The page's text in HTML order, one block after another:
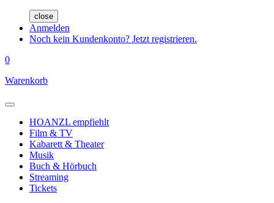
close
Anmelden
Noch kein Kundenkonto? Jetzt registrieren.
0
Warenkorb
HOANZL empfiehlt
Film & TV
Kabarett & Theater
Musik
Buch & Hörbuch
Streaming
Tickets